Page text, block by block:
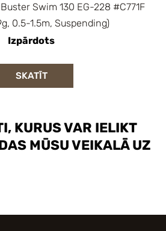
KURUS VAR IELIKT
MŪSU VEIKALĀ UZ
Swim 130 EG-228 #C771F
0.5-1.5m, Suspending)
Izpārdots
SKATĪT